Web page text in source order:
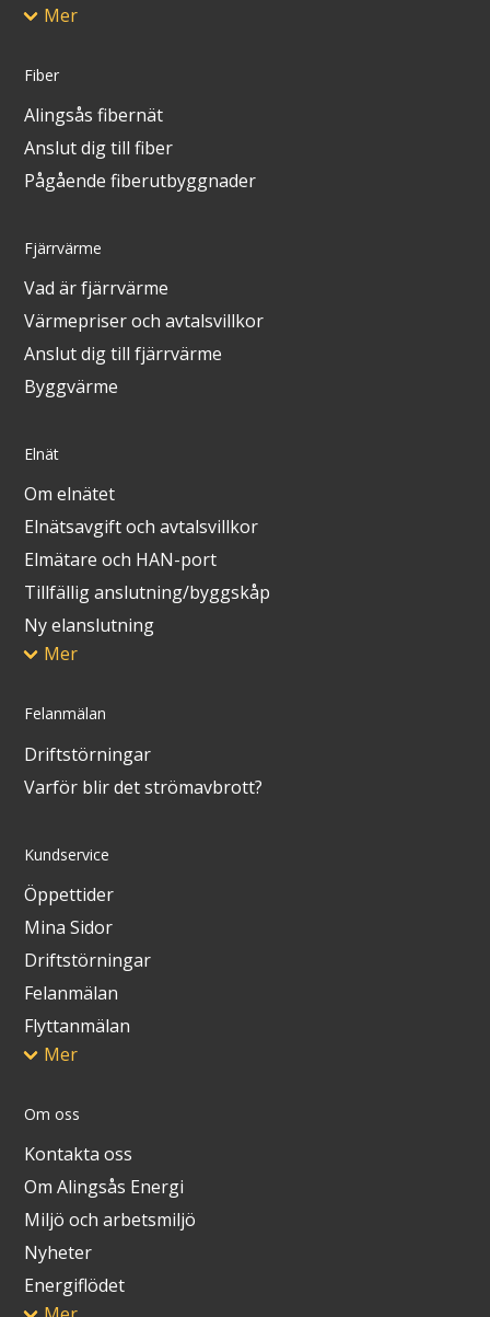
Mer
Fiber
Alingsås fibernät
Anslut dig till fiber
Pågående fiberutbyggnader
Fjärrvärme
Vad är fjärrvärme
Värmepriser och avtalsvillkor
Anslut dig till fjärrvärme
Byggvärme
Elnät
Om elnätet
Elnätsavgift och avtalsvillkor
Elmätare och HAN-port
Tillfällig anslutning/byggskåp
Ny elanslutning
Mer
Felanmälan
Driftstörningar
Varför blir det strömavbrott?
Kundservice
Öppettider
Mina Sidor
Driftstörningar
Felanmälan
Flyttanmälan
Mer
Om oss
Kontakta oss
Om Alingsås Energi
Miljö och arbetsmiljö
Nyheter
Energiflödet